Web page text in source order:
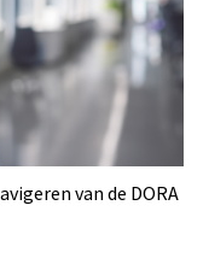
van de DORA